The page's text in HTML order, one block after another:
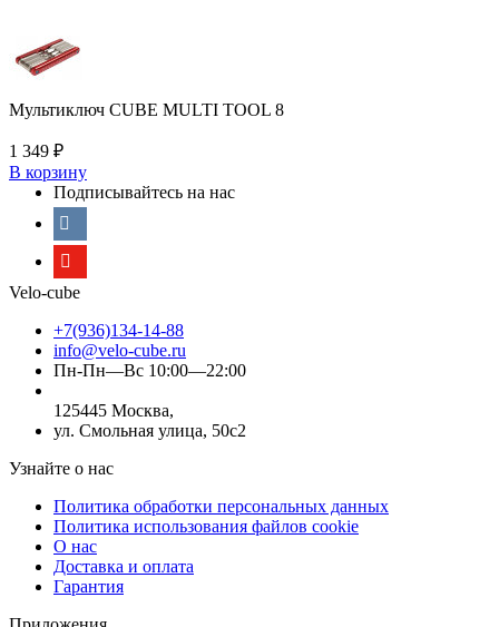
Мультиключ CUBE MULTI TOOL 8
1 349 ₽
В корзину
Подписывайтесь на нас
Velo-cube
+7(936)134-14-88
info@velo-cube.ru
Пн-Пн—Вс 10:00—22:00
125445 Москва,
ул. Смольная улица, 50с2
Узнайте о нас
Политика обработки персональных данных
Политика использования файлов cookie
О нас
Доставка и оплата
Гарантия